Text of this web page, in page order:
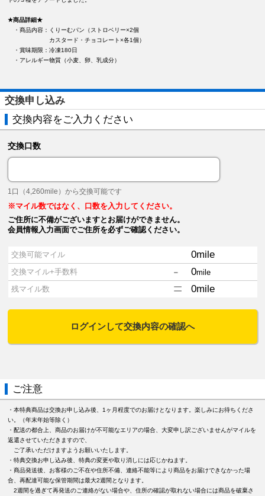
★商品詳細★
・商品内容：くりーむパン（ストロベリー×2個
カスタード・チョコレート×各1個）
・賞味期限：冷凍180日
・アレルギー物質（小麦、卵、乳成分）
交換申し込み
交換内容をご入力ください
交換口数
1口（4,260mile）から交換可能です
※マイル数ではなく、口数を入力してください。
ご住所に不備がございますとお届けができません。
会員情報入力画面でご住所を必ずご確認ください。
交換可能マイル 0mile
交換マイル+手数料 - 0mile
残マイル数
= 0mile
ログインして交換内容の確認へ
ご注意
・本特典商品は交換お申し込み後、1ヶ月程度でのお届けとなります。楽しみにお待ちくださ
い。（年末年始等除く）
・配送の都合上、商品のお届けが不可能なエリアの場合、大変申し訳ございませんがマイルを
返還させていただきますので、
ご了承いただけますようお願いいたします。
・特典交換お申し込み後、特典の変更や取り消しには応じかねます。
・商品発送後、お客様のご不在や住所不備、連絡不能等により商品をお届けできなかった場
合、再配達可能な保管期間は最大2週間となります。
2週間を過ぎて再発送のご連絡がない場合や、住所の確認が取れない場合には商品を破棄さ